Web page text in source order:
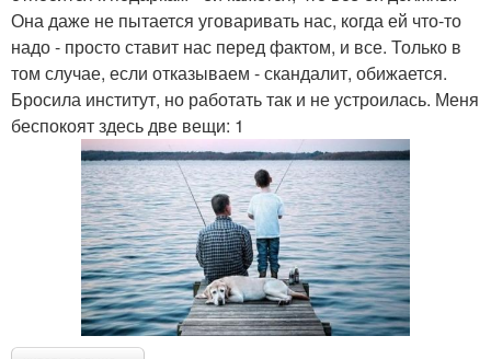
Она даже не пытается уговаривать нас, когда ей что-то
надо - просто ставит нас перед фактом, и все. Только в
том случае, если отказываем - скандалит, обижается.
Бросила институт, но работать так и не устроилась. Меня
беспокоят здесь две вещи: 1